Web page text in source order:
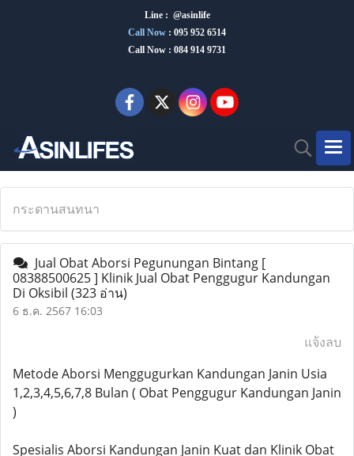
Line : @asinlife
Call Now : 095 952 6514
Call Now : 084 914 9731
กระดานสนทนา
Jual Obat Aborsi Pegunungan Bintang [
08388500625 ] Klinik Jual Obat Penggugur Kandungan
Di Oksibil (323 อ่าน)
6 ธ.ค. 2567 16:03
แจ้งลบ
Metode Aborsi Menggugurkan Kandungan Janin Usia
1,2,3,4,5,6,7,8 Bulan ( Obat Penggugur Kandungan Janin
)
Spesialis Aborsi Kandungan Janin Kuat dan Klinik Obat